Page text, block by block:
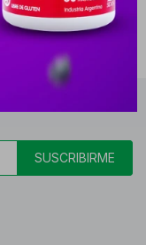
SUSCRIBIRME